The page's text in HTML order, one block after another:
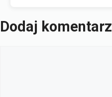
Dodaj komentarz